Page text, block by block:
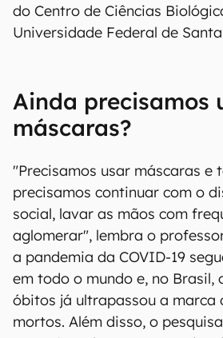
do Centro de Ciências
Universidade Federal de
Ainda precisamos
máscaras?
"Precisamos usar máscaras e
precisamos continuar com o
social, lavar as mãos com
aglomerar", lembra o
a pandemia da COVID-19
em todo o mundo e, no Brasil,
óbitos já ultrapassou a marca
mortos. Além disso, o